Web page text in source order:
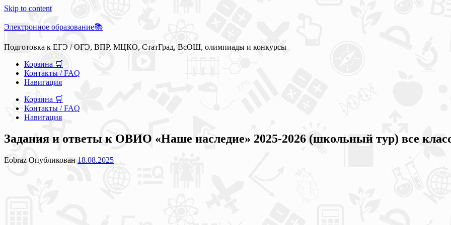
Skip to content
Электронное образование📚
Подготовка к ЕГЭ / ОГЭ, ВПР, МЦКО, СтатГрад, ВсОШ, олимпиады и конкурсы
Корзина 🛒
Контакты / FAQ
Навигация
Корзина 🛒
Контакты / FAQ
Навигация
Задания и ответы к ОВИО «Наше наследие» 2025-2026 (школьный тур) все
Eobraz Опубликован 18.08.2025